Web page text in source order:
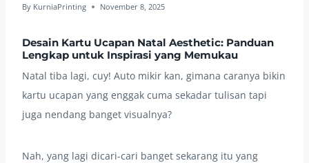
By KurniaPrinting November 8, 2025
Desain Kartu Ucapan Natal Aesthetic: Panduan
Lengkap untuk Inspirasi yang Memukau
Natal tiba lagi, cuy! Auto mikir kan, gimana caranya bikin
kartu ucapan yang enggak cuma sekadar tulisan tapi
juga nendang banget visualnya?
Nah, yang lagi dicari-cari banget sekarang itu yang